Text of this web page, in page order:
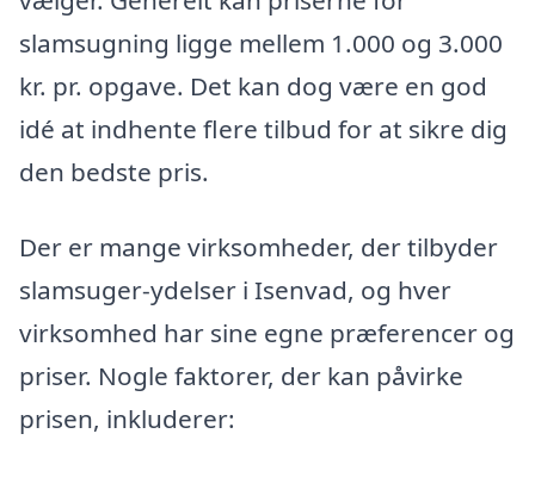
slamsugning ligge mellem 1.000 og 3.000
kr. pr. opgave. Det kan dog være en god
idé at indhente flere tilbud for at sikre dig
den bedste pris.
Der er mange virksomheder, der tilbyder
slamsuger-ydelser i Isenvad, og hver
virksomhed har sine egne præferencer og
priser. Nogle faktorer, der kan påvirke
prisen, inkluderer: